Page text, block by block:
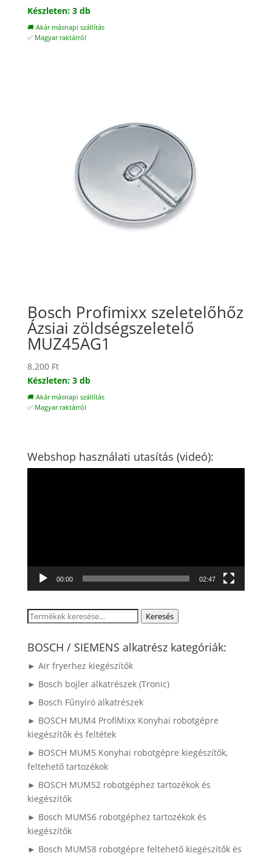
Készleten: 3 db
🚚 Akár másnapi szállítás
✅ Magyar raktárról
Bosch Profimixx szeletelőhőz
Ázsiai zöldségszeletelő
MUZ45AG1
8.200 Ft
Készleten: 3 db
🚚 Akár másnapi szállítás
✅ Magyar raktárról
Webshop használati utasítás (videó):
00:00 02:47
Keresés
következőre:
Keresés
BOSCH / SIEMENS alkatrész kategóriák:
► Air fryerhez kiegészítők
► Bosch bojler alkatrészek (Tronic)
► Bosch Fűnyíró alkatrészek
► BOSCH MUM4 ProfiMixx Konyhai robotgépre
kiegészítők és feltétek
► BOSCH MUM5 Konyhai robotgépre kiegészítők,
feltehető tartozékok
► BOSCH MUMS2 robotgéphez tartozékok és
kiegészítők
► Bosch MUMS6 robotgéphez tartozékok és
kiegészítők
► Bosch MUMS8 robotgépre feltehető kiegészítők és